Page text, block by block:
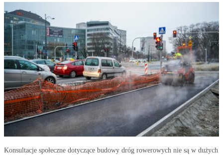
Konsultacje społeczne dotyczące budowy dróg rowerowych nie są w dużych